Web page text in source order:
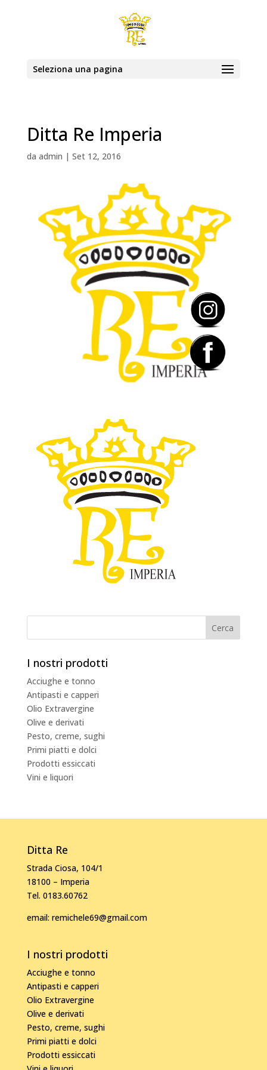
Seleziona una pagina
Ditta Re Imperia
da admin | Set 12, 2016
I nostri prodotti
Acciughe e tonno
Antipasti e capperi
Olio Extravergine
Olive e derivati
Pesto, creme, sughi
Primi piatti e dolci
Prodotti essiccati
Vini e liquori
Ditta Re
Strada Ciosa, 104/1
18100 – Imperia
Tel. 0183.60762
email: remichele69@gmail.com
I nostri prodotti
Acciughe e tonno
Antipasti e capperi
Olio Extravergine
Olive e derivati
Pesto, creme, sughi
Primi piatti e dolci
Prodotti essiccati